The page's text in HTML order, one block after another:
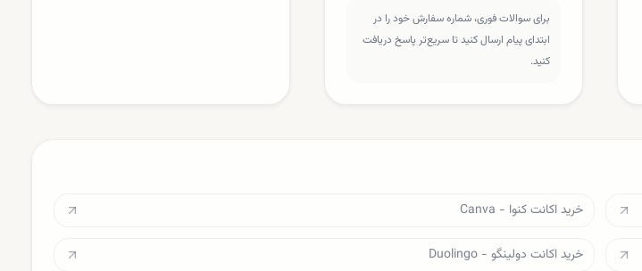
برای سوالات فوری، شماره سفارش خود را در
ابتدای پیام ارسال کنید تا سریع‌تر پاسخ دریافت
کنید.
خرید اکانت کنوا - Canva
خرید اکانت دولینگو - Duolingo